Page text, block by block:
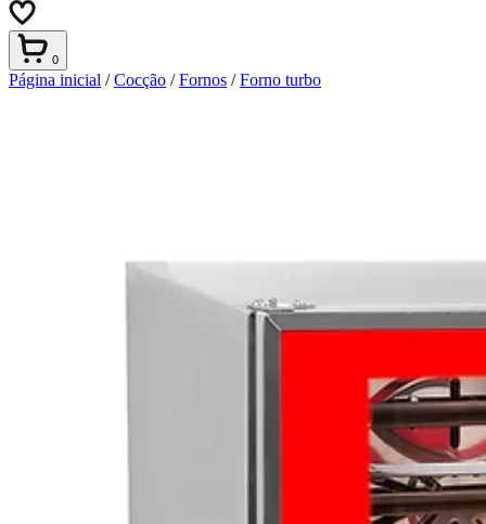
0
Página inicial /Cocção /Fornos /Forno turbo